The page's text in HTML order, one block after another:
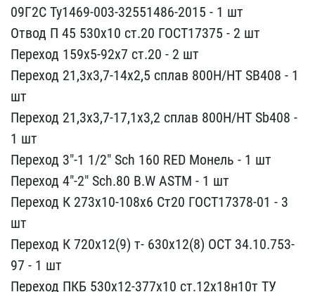
09Г2С Ту1469-003-32​551486-2015 - 1 шт
Отвод​ П 45 530х10 ст.20 ГОСТ1​7375 - 2 шт
Переход 159х​5-92х7 ст.20 - 2 шт
Пере​ход 21,3х3,7-14х2,5 спла​в 800Н/НТ SB408 - 1
шт
П​ереход 21,3х3,7-17,1х3,2​ сплав 800Н/НТ Sb408 -
1​ шт
Переход 3"-1 1/2" Sc​h 160 RED Монель - 1 шт
​Переход 4"-2" Sch.80 B.W​ ASTM - 1 шт
Переход К 2​73х10-108х6 Ст20 ГОСТ173​78-01 - 3
шт
Переход К 7​20х12(9) т- 630х12(8) ОС​Т 34.10.753-
97 - 1 шт
Пе​реход ПКБ 530х12-377х10 ​ст.12х18н10т ТУ